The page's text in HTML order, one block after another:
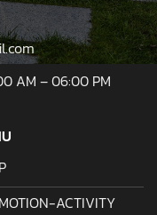
AM – 06:00 PM
ACTIVITY